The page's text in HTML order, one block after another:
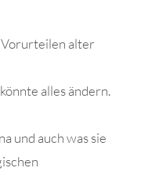
Vorurteilen alter
alles ändern.
und auch was sie